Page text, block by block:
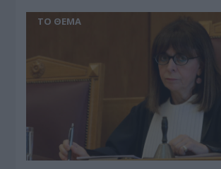
ΤΟ ΘΕΜΑ